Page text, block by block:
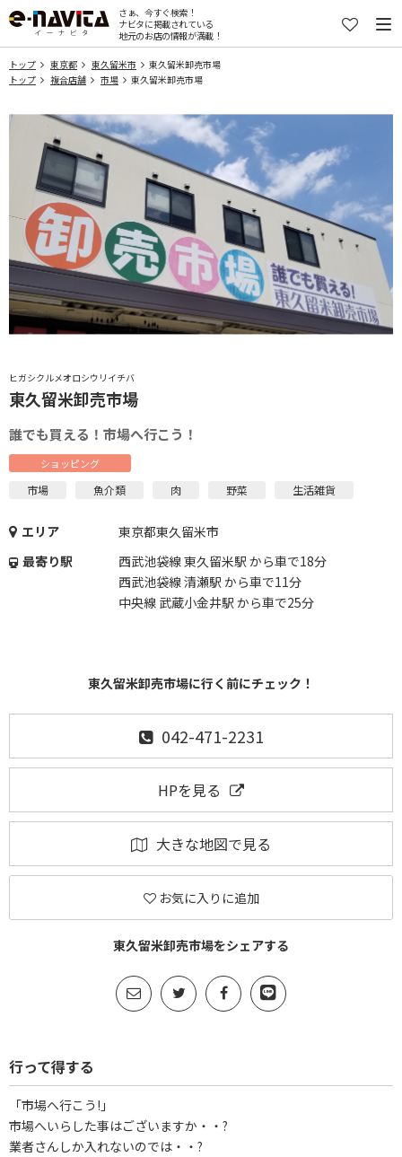
さぁ、今すぐ検索！
ナビタに掲載されている
地元のお店の情報が満載！
トップ 東京都 東久留米市
東久留米卸売市場
トップ
複合店舗 市場 東久留米卸売市場
ヒガシクルメオロシウリイチバ
東久留米卸売市場
誰でも買える！市場へ行こう！
ショッピング
市場 魚介類 肉 野菜 生活雑貨
エリア
東京都東久留米市
最寄り駅
西武池袋線 東久留米駅 から車で18分
西武池袋線 清瀬駅 から車で11分
中央線 武蔵小金井駅 から車で25分
東久留米卸売市場に行く前にチェック！
042-471-2231
HPを見る
大きな地図で見る
お気に入りに追加
東久留米卸売市場をシェアする
行って得する
「市場へ行こう!」
市場へいらした事はございますか・・?
業者さんしか入れないのでは・・?